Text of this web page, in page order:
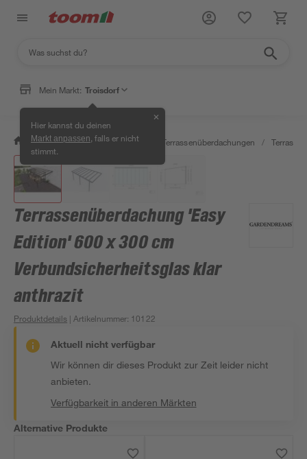
Mein Markt: Troisdorf
Hier kannst du deinen
Markt anpassen , falls er nicht
stimmt.
✕
/ Garten & Freizeit / Carports & Terrassenüberdachungen /
Terrassenüberdachung 'Easy
Edition' 600 x 300 cm
Verbundsicherheitsglas klar
anthrazit
Produktdetails | Artikelnummer: 10122
Aktuell nicht verfügbar
Wir können dir dieses Produkt zur Zeit leider nicht
anbieten.
Verfügbarkeit in anderen Märkten
Alternative Produkte